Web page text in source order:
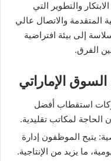
والتطوير التي
المتقدمة والاتصال عالي
إلى بيئة افتراضية
الفرق.
الإماراتي
استقطاب أفضل
لمكاتب تقليدية.
يتيح الموظفون إدارة
ما يزيد من الإنتاجية.